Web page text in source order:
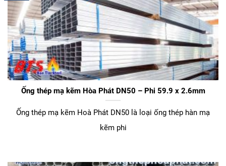
Ống thép mạ kẽm Hòa Phát DN50 – Phi 59.9 x 2.6mm
Ống thép mạ kẽm Hoà Phát DN50 là loại ống thép hàn mạ
kẽm phi